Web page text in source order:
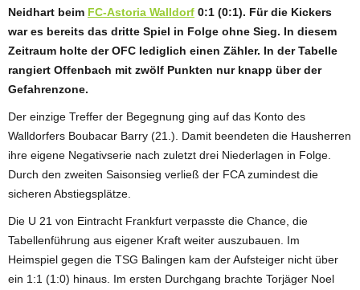
Neidhart beim FC-Astoria Walldorf 0:1 (0:1). Für die Kickers
war es bereits das dritte Spiel in Folge ohne Sieg. In diesem
Zeitraum holte der OFC lediglich einen Zähler. In der Tabelle
rangiert Offenbach mit zwölf Punkten nur knapp über der
Gefahrenzone.
Der einzige Treffer der Begegnung ging auf das Konto des
Walldorfers Boubacar Barry (21.). Damit beendeten die Hausherren
ihre eigene Negativserie nach zuletzt drei Niederlagen in Folge.
Durch den zweiten Saisonsieg verließ der FCA zumindest die
sicheren Abstiegsplätze.
Die U 21 von Eintracht Frankfurt verpasste die Chance, die
Tabellenführung aus eigener Kraft weiter auszubauen. Im
Heimspiel gegen die TSG Balingen kam der Aufsteiger nicht über
ein 1:1 (1:0) hinaus. Im ersten Durchgang brachte Torjäger Noel